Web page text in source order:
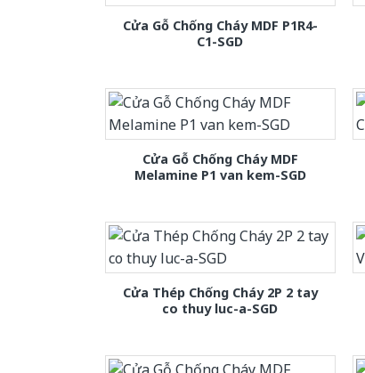
Cửa Gỗ Chống Cháy MDF P1R4-
C1-SGD
Cửa Gỗ Chống Cháy MDF
Melamine P1 van kem-SGD
Cửa Thép Chống Cháy 2P 2 tay
co thuy luc-a-SGD